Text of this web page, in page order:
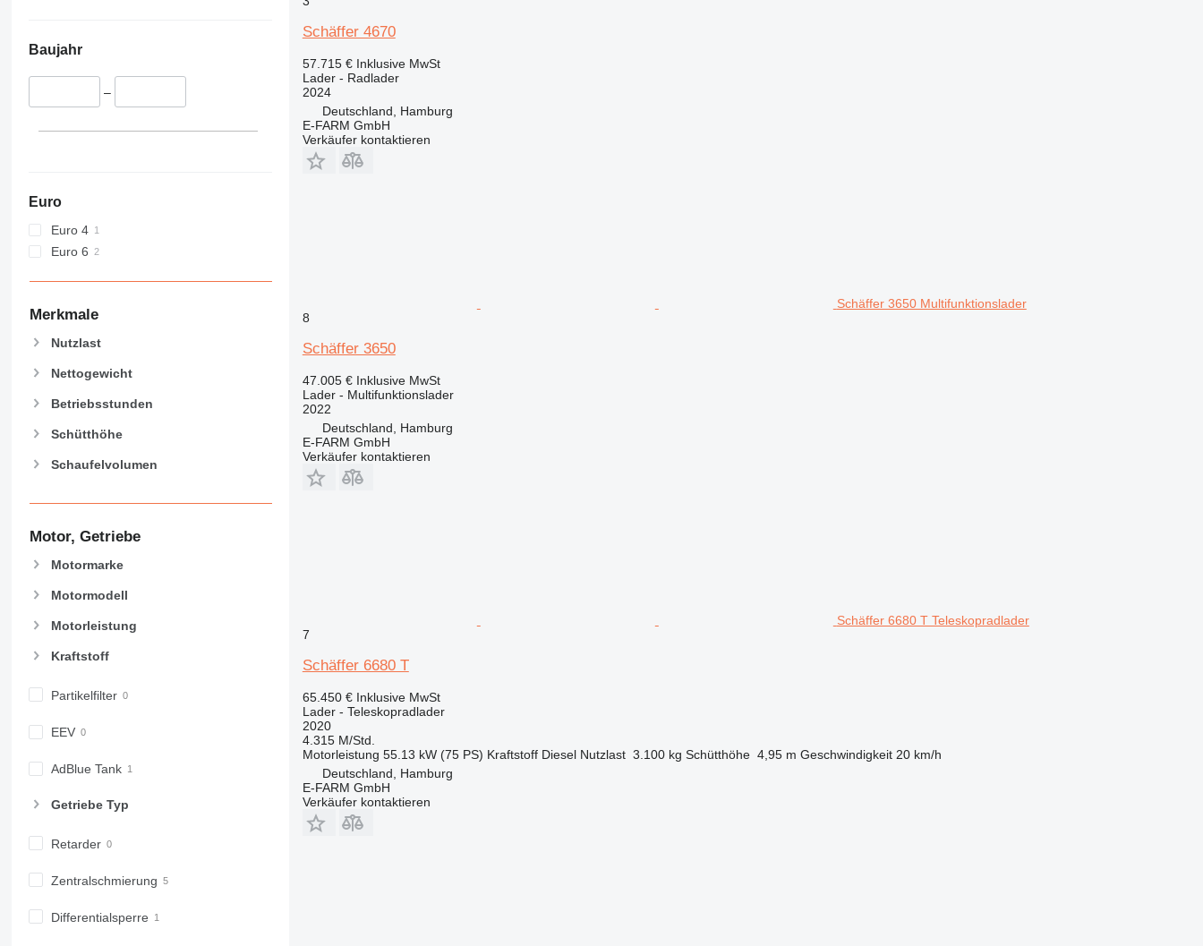
NR
Baujahr
–
Euro
Euro 4
Euro 6
Merkmale
Nutzlast
Nettogewicht
Betriebsstunden
Schütthöhe
Schaufelvolumen
Motor, Getriebe
Motormarke
Motormodell
Motorleistung
Kraftstoff
Partikelfilter
EEV
AdBlue Tank
Getriebe Typ
Retarder
Zentralschmierung
Differentialsperre
Schäffer 4670
57.715 € Inklusive MwSt
Lader - Radlader
2024
Deutschland, Hamburg
E-FARM GmbH
Verkäufer kontaktieren
Schäffer 3650 Multifunktionslader
8
Schäffer 3650
47.005 € Inklusive MwSt
Lader - Multifunktionslader
2022
Deutschland, Hamburg
E-FARM GmbH
Verkäufer kontaktieren
Schäffer 6680 T Teleskopradlader
7
Schäffer 6680 T
65.450 € Inklusive MwSt
Lader - Teleskopradlader
2020
4.315 M/Std.
Motorleistung 55.13 kW (75 PS) Kraftstoff Diesel Nutzlast 3.100 kg Schütthöhe 4,95 m Geschwindigkeit 20 km/h
Deutschland, Hamburg
E-FARM GmbH
Verkäufer kontaktieren